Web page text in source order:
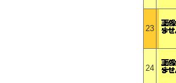
23
24